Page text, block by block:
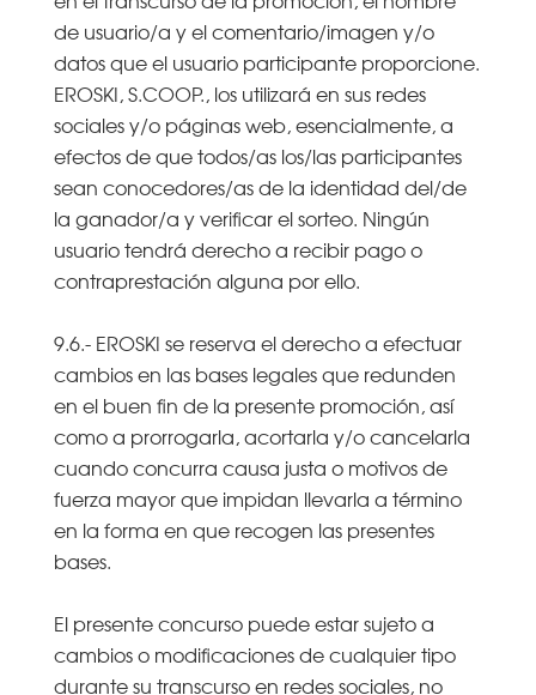
de usuario/a y el comentario/imagen y/o
datos que el usuario participante proporcione.
EROSKI, S.COOP., los utilizará en sus redes
sociales y/o páginas web, esencialmente, a
efectos de que todos/as los/las participantes
sean conocedores/as de la identidad del/de
la ganador/a y verificar el sorteo. Ningún
usuario tendrá derecho a recibir pago o
contraprestación alguna por ello.
9.6.- EROSKI se reserva el derecho a efectuar
cambios en las bases legales que redunden
en el buen fin de la presente promoción, así
como a prorrogarla, acortarla y/o cancelarla
cuando concurra causa justa o motivos de
fuerza mayor que impidan llevarla a término
en la forma en que recogen las presentes
bases.
El presente concurso puede estar sujeto a
cambios o modificaciones de cualquier tipo
durante su transcurso en redes sociales, no